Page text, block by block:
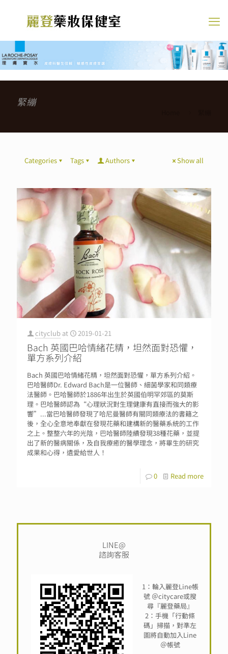
緊繃
Categories Tags Authors Show all
cityclub at 2019-01-21
Bach 英國巴哈情緒花精，坦然面對恐懼，
單方系列介紹
Bach 英國巴哈情緒花精，坦然面對恐懼，單方系列介紹。
巴哈醫師Dr. Edward Bach是一位醫師、細菌學家和同類療
法醫師。巴哈醫師於1886年出生於英國伯明罕郊區的莫斯
理。巴哈醫師認為“心理狀況對生理健康有直接而強大的影
響”...當巴哈醫師發現了哈尼曼醫師有關同類療法的書籍之
後，全心全意地奉獻在發現花藥和建構新的醫藥系統的工作
之上。整整六年的光陰，巴哈醫師陸續發現38種花藥，並提
出了新的醫病關係，及自我療癒的醫學理念，將畢生的研究
成果和心得，遺愛給世人！
0 Read more
LINE@
諮詢客服
1：輪入麗登Line帳
號 ＠citycare或搜
尋『麗登藥局』
2：手機「行動條
碼」掃描，對準左
圖將自動加入Line
＠帳號